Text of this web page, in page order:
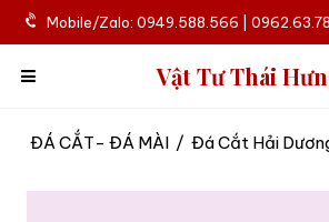
Mobile/Zalo: 0949.588.566 |
Vật Tư Thái
ĐÁ CẮT- ĐÁ MÀI / Đá Cắt Hải